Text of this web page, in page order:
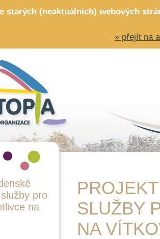
starých (neaktuálních) webových
» přejít na
pro
na
SLUŽBY
NA